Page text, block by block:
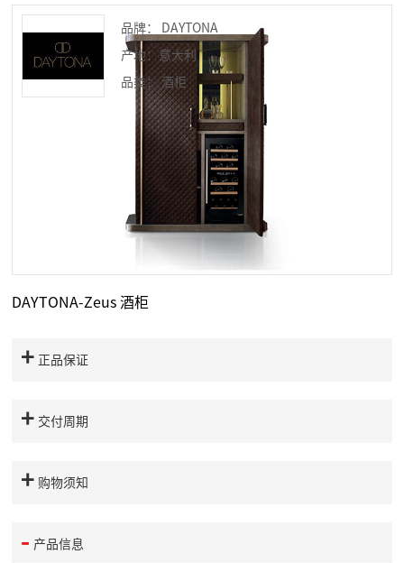
品牌： DAYTONA
产地：意大利
品类： 酒柜
DAYTONA-Zeus 酒柜
正品保证
交付周期
购物须知
产品信息